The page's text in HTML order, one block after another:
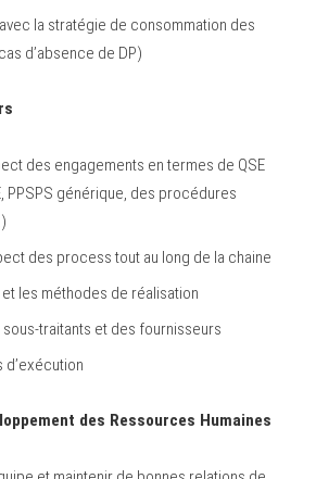
la stratégie de consommation des
d’absence de DP)
des engagements en termes de QSE
PPSPS générique, des procédures
des process tout au long de la chaine
les méthodes de réalisation
traitants et des fournisseurs
d’exécution
des Ressources Humaines